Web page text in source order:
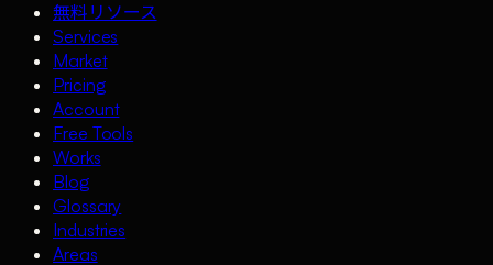
無料リソース
Services
Market
Pricing
Account
Free Tools
Works
Blog
Glossary
Industries
Areas